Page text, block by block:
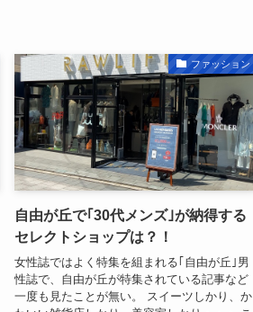
ファッション
自由が丘で｢30代メンズ｣が納得する
セレクトショップは？！
女性誌ではよく特集を組まれる｢自由が丘｣男
性誌で、自由が丘が特集されている記事など
一度も見たことが無い。 スイーツしかり、か